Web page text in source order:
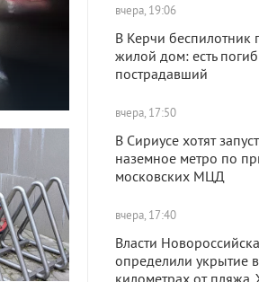
вчера, 19:06
В Керчи беспилотник
жилой дом: есть
пострадавший
вчера, 17:50
В Сириусе хотят
наземное метро по
московских МЦД
вчера, 17:40
Власти Новороссийска
определили укрытие
километрах от пляжа.